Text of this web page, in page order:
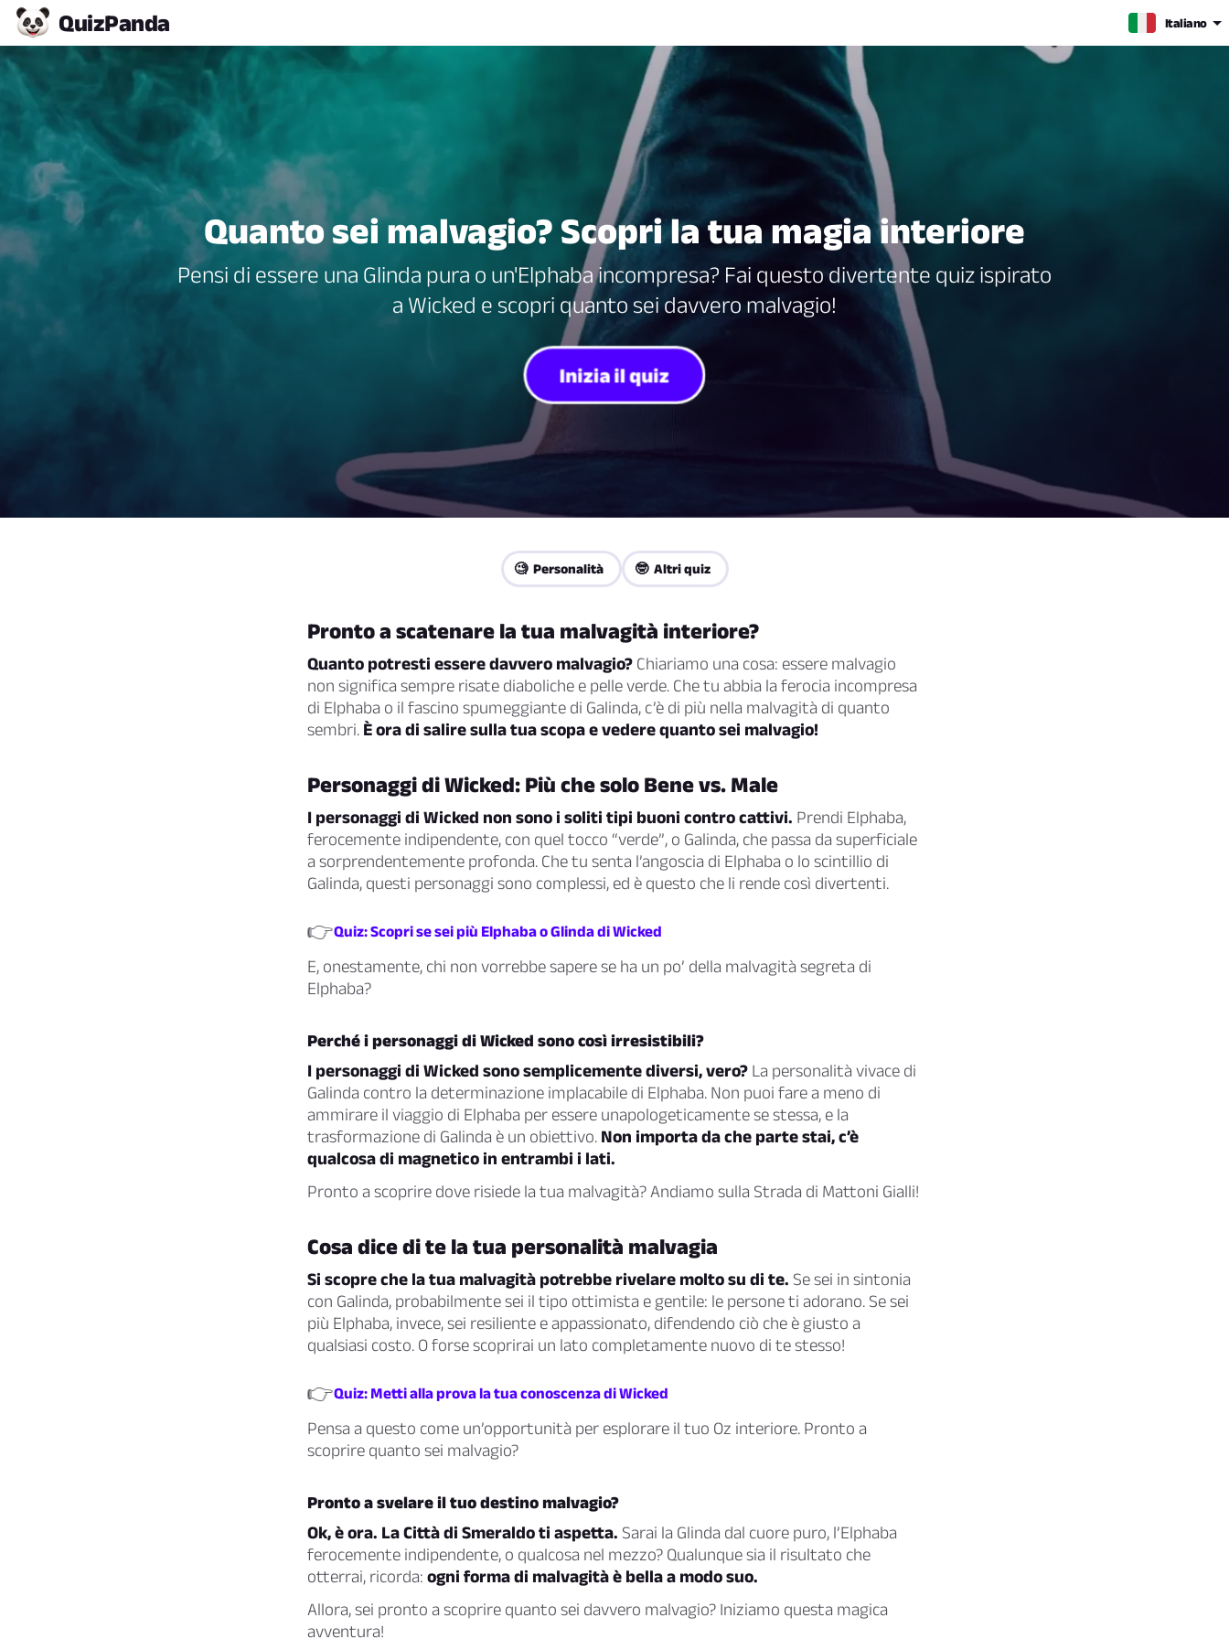
QuizPanda Italiano
Quanto sei malvagio? Scopri la tua magia interiore
Pensi di essere una Glinda pura o un'Elphaba incompresa? Fai questo divertente quiz ispirato
a Wicked e scopri quanto sei davvero malvagio!
Inizia il quiz
🧐 Personalità 🤓 Altri quiz
Pronto a scatenare la tua malvagità interiore?
Quanto potresti essere davvero malvagio? Chiariamo una cosa: essere malvagio
non significa sempre risate diaboliche e pelle verde. Che tu abbia la ferocia incompresa
di Elphaba o il fascino spumeggiante di Galinda, c’è di più nella malvagità di quanto
sembri. È ora di salire sulla tua scopa e vedere quanto sei malvagio!
Personaggi di Wicked: Più che solo Bene vs. Male
I personaggi di Wicked non sono i soliti tipi buoni contro cattivi. Prendi Elphaba,
ferocemente indipendente, con quel tocco “verde”, o Galinda, che passa da superficiale
a sorprendentemente profonda. Che tu senta l’angoscia di Elphaba o lo scintillio di
Galinda, questi personaggi sono complessi, ed è questo che li rende così divertenti.
👉Quiz: Scopri se sei più Elphaba o Glinda di Wicked
E, onestamente, chi non vorrebbe sapere se ha un po’ della malvagità segreta di
Elphaba?
Perché i personaggi di Wicked sono così irresistibili?
I personaggi di Wicked sono semplicementediversi, vero? La personalità vivace di
Galinda contro la determinazione implacabile di Elphaba. Non puoi fare a meno di
ammirare il viaggio di Elphaba per essere unapologeticamente se stessa, e la
trasformazione di Galinda è un obiettivo. Non importa da che parte stai, c’è
qualcosa di magnetico in entrambi i lati.
Pronto a scoprire dove risiede la tua malvagità? Andiamo sulla Strada di Mattoni Gialli!
Cosa dice di te la tua personalità malvagia
Si scopre che la tua malvagità potrebbe rivelare molto su di te. Se sei in sintonia
con Galinda, probabilmente sei il tipo ottimista e gentile: le persone ti adorano. Se sei
più Elphaba, invece, sei resiliente e appassionato, difendendo ciò che è giusto a
qualsiasi costo. O forse scoprirai un lato completamente nuovo di te stesso!
👉Quiz: Metti alla prova la tua conoscenza di Wicked
Pensa a questo come un’opportunità per esplorare il tuo Oz interiore. Pronto a
scoprire quanto sei malvagio?
Pronto a svelare il tuo destino malvagio?
Ok, è ora. La Città di Smeraldo ti aspetta. Sarai la Glinda dal cuore puro, l’Elphaba
ferocemente indipendente, o qualcosa nel mezzo? Qualunque sia il risultato che
otterrai, ricorda: ogni forma di malvagità è bella a modo suo.
Allora, sei pronto a scoprire quanto sei davvero malvagio? Iniziamo questa magica
avventura!